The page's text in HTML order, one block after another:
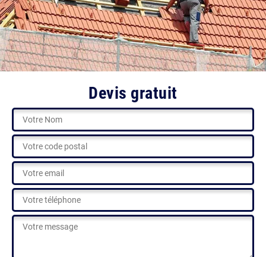
Devis gratuit